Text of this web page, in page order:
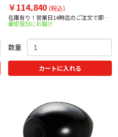
￥114,840 (税込)
在庫有り！営業日14時迄のご注文で即日
出荷！
最短翌日にお届け
数量
カートに入れる